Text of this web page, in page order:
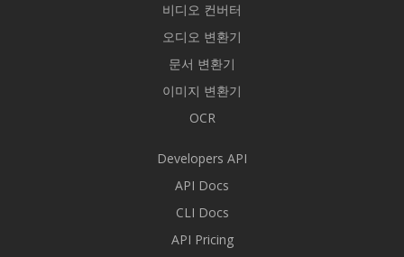
비디오 컨버터
오디오 변환기
문서 변환기
이미지 변환기
OCR
Developers API
API Docs
CLI Docs
API Pricing